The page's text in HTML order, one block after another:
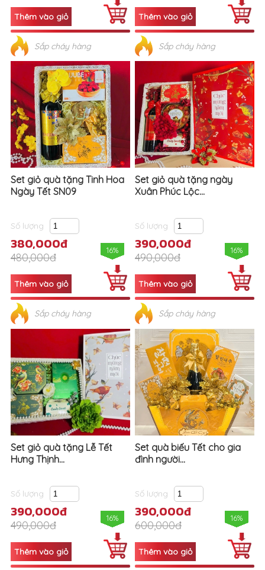
Sắp cháy hàng Sắp cháy hàng
Set giỏ quà tặng Tinh Hoa
Ngày Tết SN09
Số lượng
380,000đ
480,000đ
16%
Sắp cháy hàng
Set giỏ quà tặng ngày
Xuân Phúc Lộc...
Số lượng
390,000đ
490,000đ
16%
Sắp cháy hàng
Set giỏ quà tặng Lễ Tết
Hưng Thịnh...
Số lượng
390,000đ
490,000đ
16%
Set quà biếu Tết cho gia
đình người...
Số lượng
390,000đ
600,000đ
16%